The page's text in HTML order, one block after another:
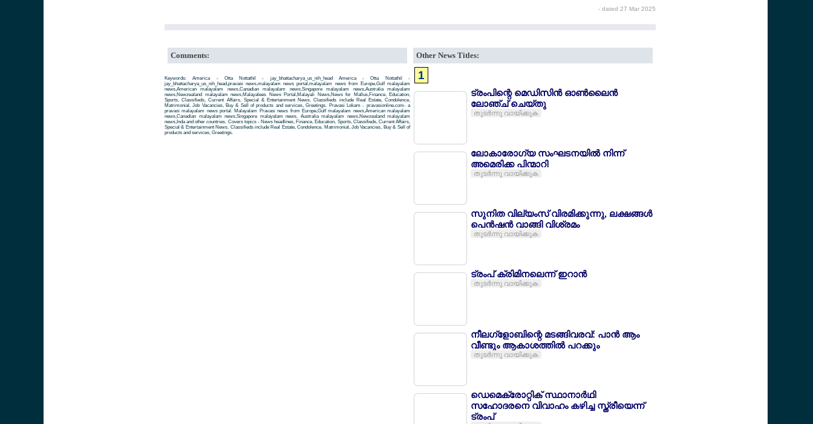
- dated 27 Mar 2025
Comments:
Keywords: America - Otta Nottathil - jay_bhattacharya_us_nih_head America - Otta Nottathil -
jay_bhattacharya_us_nih_head,pravasi news,malayalam news portal,malayalam news from Europe,Gulf malayalam
news,American malayalam news,Canadian malayalam news,Singapore malayalam news,Australia malayalam
news,Newzealand malayalam news,Malayalees News Portal,Malayali News,News for Mallus,Finance, Education,
Sports, Classifieds, Current Affairs, Special & Entertainment News. Classifieds include Real Estate, Condolence,
Matrimonial, Job Vacancies, Buy & Sell of products and services, Greetings. Pravasi Lokam - pravasionline.com- a
pravasi malayalam news portal. Malayalam Pravasi news from Europe,Gulf malayalam news,American malayalam
news,Canadian malayalam news,Singapore malayalam news, Australia malayalam news,Newzealand malayalam
news,Inda and other countries. Covers topics - News headlines, Finance, Education, Sports, Classifieds, Current Affairs,
Special & Entertainment News. Classifieds include Real Estate, Condolence, Matrimonial, Job Vacancies, Buy & Sell of
products and services, Greetings.
Other News Titles:
1
ട്രംപിന്റെ മെഡിസിന്‍ ഓണ്‍ലൈന്‍
ലോഞ്ച് ചെയ്തു
തുടര്‍ന്നു വായിക്കുക
ലോകാരോഗ്യ സംഘടനയില്‍ നിന്ന്
അമെരിക്ക പിന്മാറി
തുടര്‍ന്നു വായിക്കുക
സുനിത വില്യംസ് വിരമിക്കുന്നു, ലക്ഷങ്ങള്‍
പെന്‍ഷന്‍ വാങ്ങി വിശ്രമം
തുടര്‍ന്നു വായിക്കുക
ട്രംപ് ക്രിമിനലെന്ന് ഇറാന്‍
തുടര്‍ന്നു വായിക്കുക
നീലഗ്ളോബിന്റെ മടങ്ങിവരവ്: പാന്‍ ആം
വീണ്ടും ആകാശത്തില്‍ പറക്കും
തുടര്‍ന്നു വായിക്കുക
ഡെമെക്രോറ്റിക് സ്ഥാനാര്‍ഥി
സഹോദരനെ വിവാഹം കഴിച്ച സ്ത്രീയെന്ന്
ട്രംപ്